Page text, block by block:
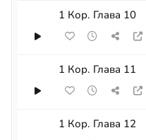
1 Кор. Глава 10
1 Кор. Глава 11
1 Кор. Глава 12